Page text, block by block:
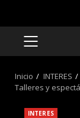
MENÚ
Inicio
INTERES
Talleres y
INTERES